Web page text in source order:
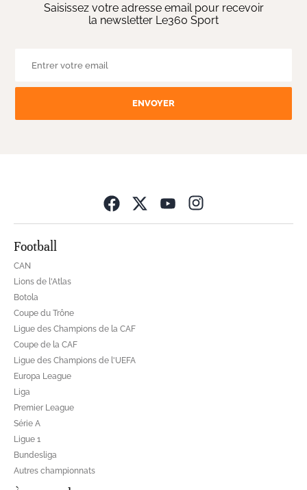
Saisissez votre adresse email pour recevoir
la newsletter Le360 Sport
ENVOYER
Football
CAN
Lions de l'Atlas
Botola
Coupe du Trône
Ligue des Champions de la CAF
Coupe de la CAF
Ligue des Champions de l'UEFA
Europa League
Liga
Premier League
Série A
Ligue 1
Bundesliga
Autres championnats